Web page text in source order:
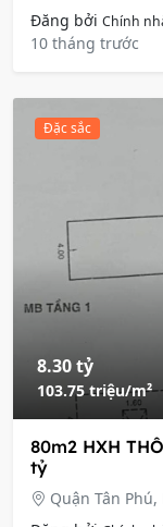
Đăng bởi Chính
10 tháng trước
Đặc sắc
8.30 tỷ
103.75 triệu/m²
80m2 HXH
tỷ
Quận Tân